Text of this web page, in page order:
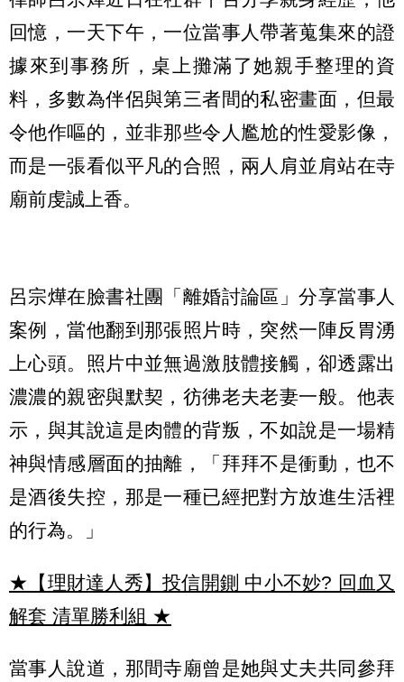
回憶，一天下午，一位當事人帶著蒐集來的證
據來到事務所，桌上攤滿了她親手整理的資
料，多數為伴侶與第三者間的私密畫面，但最
令他作嘔的，並非那些令人尷尬的性愛影像，
而是一張看似平凡的合照，兩人肩並肩站在寺
廟前虔誠上香。
呂宗燁在臉書社團「離婚討論區」分享當事人
案例，當他翻到那張照片時，突然一陣反胃湧
上心頭。照片中並無過激肢體接觸，卻透露出
濃濃的親密與默契，彷彿老夫老妻一般。他表
示，與其說這是肉體的背叛，不如說是一場精
神與情感層面的抽離，「拜拜不是衝動，也不
是酒後失控，那是一種已經把對方放進生活裡
的行為。」
★【理財達人秀】投信開鍘 中小不妙? 回血又
解套 清單勝利組 ★
當事人說道，那間寺廟曾是她與丈夫共同參拜